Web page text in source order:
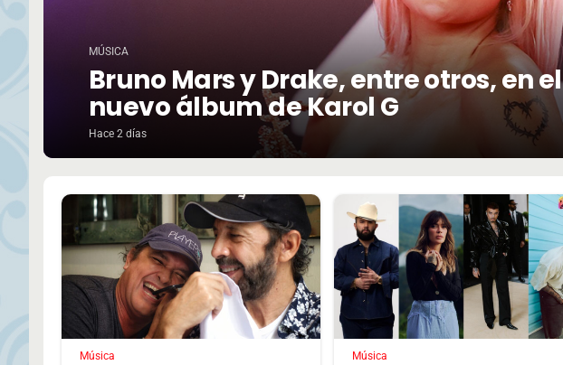
MÚSICA
Bruno Mars y Drake, entre otros, en el
nuevo álbum de Karol G
Hace 2 días
Música Música